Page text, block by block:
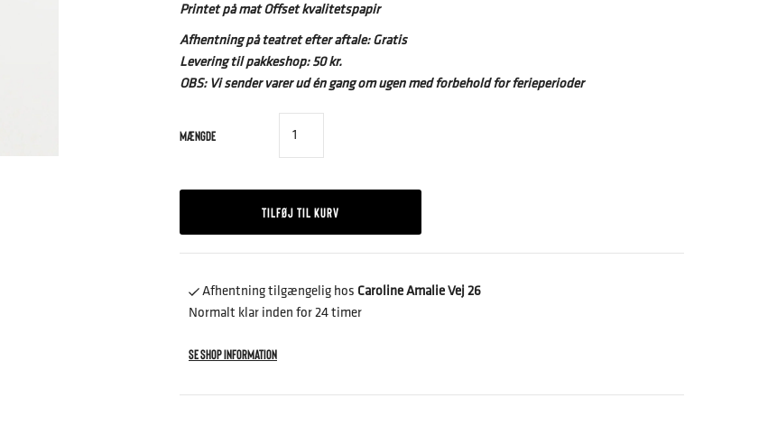
Printet på mat Offset kvalitetspapir
Afhentning på teatret efter aftale: Gratis
Levering til pakkeshop: 50 kr.
OBS: Vi sender varer ud én gang om ugen med forbehold for ferieperioder
MÆNGDE
Afhentning tilgængelig hos Caroline Amalie Vej 26
Normalt klar inden for 24 timer
Se shop information